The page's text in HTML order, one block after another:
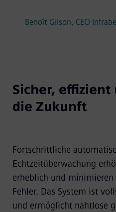
Benoît Gilson, CEO Infrabel
Sicher,
die Zukunft
Fortschrittliche
Echtzeitüberwachung
erheblich und minimieren
Fehler. Das System ist
und ermöglicht nahtlose